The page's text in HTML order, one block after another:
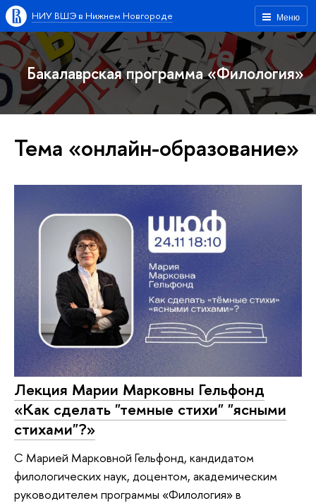
Меню
НИУ ВШЭ в Нижнем Новгороде
Бакалаврская программа «Филология»
Тема «онлайн-образование»
Лекция Марии Марковны Гельфонд
«Как сделать "темные стихи" "ясными
стихами"?»
С Марией Марковной Гельфонд, кандидатом
филологических наук, доцентом, академическим
руководителем программы «Филология» в